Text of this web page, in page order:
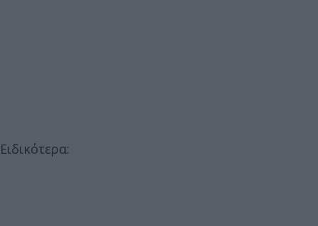
Ειδικότερα: